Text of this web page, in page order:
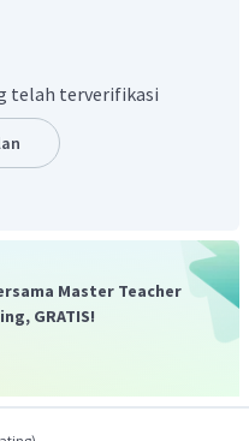
oleh penyelam
telah terverifikasi
Master Teacher
GRATIS!